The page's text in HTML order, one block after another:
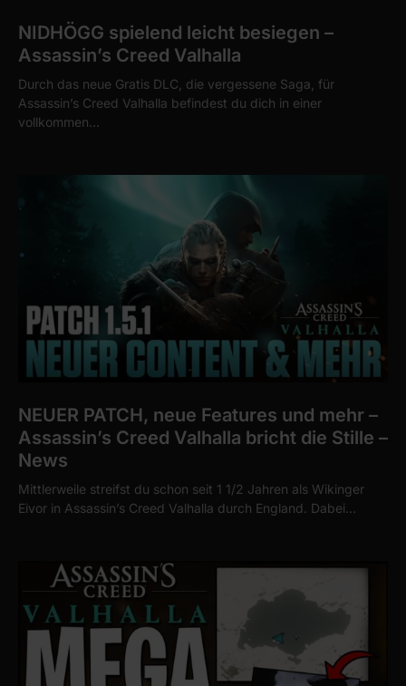
NIDHÖGG spielend leicht besiegen –
Assassin’s Creed Valhalla
Durch das neue Gratis DLC, die vergessene Saga, für
Assassin’s Creed Valhalla befindest du dich in einer
vollkommen…
NEUER PATCH, neue Features und mehr –
Assassin’s Creed Valhalla bricht die Stille –
News
Mittlerweile streifst du schon seit 1 1/2 Jahren als Wikinger
Eivor in Assassin’s Creed Valhalla durch England. Dabei…